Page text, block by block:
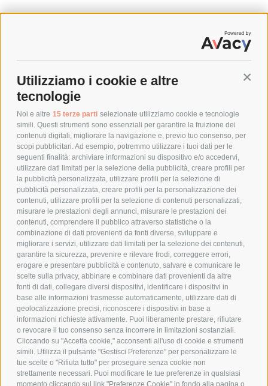
Utilizziamo i cookie e altre
tecnologie
Noi e altre 15 terze parti selezionate utilizziamo cookie e tecnologie
simili. Questi strumenti sono essenziali per garantire la fruizione dei
contenuti digitali, migliorare la navigazione e, previo tuo consenso, per
scopi pubblicitari. Ad esempio, potremmo utilizzare i tuoi dati per le
seguenti finalità: archiviare informazioni su dispositivo e/o accedervi,
utilizzare dati limitati per la selezione della pubblicità, creare profili per
la pubblicità personalizzata, utilizzare profili per la selezione di
pubblicità personalizzata, creare profili per la personalizzazione dei
contenuti, utilizzare profili per la selezione di contenuti personalizzati,
misurare le prestazioni degli annunci, misurare le prestazioni dei
contenuti, comprendere il pubblico attraverso statistiche o la
combinazione di dati provenienti da fonti diverse, sviluppare e
migliorare i servizi, utilizzare dati limitati per la selezione dei contenuti,
garantire la sicurezza, prevenire e rilevare frodi, correggere errori,
erogare e presentare pubblicità e contenuto, salvare e comunicare le
scelte sulla privacy, abbinare e combinare dati provenienti da altre
fonti di dati, collegare diversi dispositivi, identificare i dispositivi in
base alle informazioni trasmesse automaticamente, utilizzare dati di
geolocalizzazione precisi, riconoscere i dispositivi in base a
informazioni richieste attivamente. Puoi liberamente prestare, rifiutare
o revocare il tuo consenso senza incorrere in limitazioni sostanziali.
Cliccando su "Accetta cookie," acconsenti all'uso di cookie e strumenti
simili. Utilizza il pulsante "Gestisci Preferenze" per personalizzare le
tue scelte o "Rifiuta tutto" per proseguire senza cookie non
strettamente necessari. Puoi modificare le tue preferenze in qualsiasi
SPEDIZIONI
COSTI DI SPEDIZIONE
POLITICA DI RESO
POLICY
PRIVACY POLICY
COOKIE POLICY
PAGAMENTI SICURI
AZIENDA
CHI SIAMO
MARCHI TRATTATI
CONDOMINI
Bonifico
Bancario